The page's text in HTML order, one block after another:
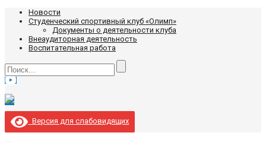
Новости
Студенческий спортивный клуб «Олимп»
Документы о деятельности клуба
Внеаудиторная деятельность
Воспитательная работа
Версия для слабовидящих